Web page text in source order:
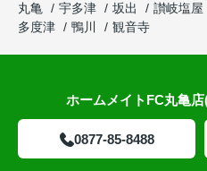
丸亀
宇多津 坂出 讃岐塩屋
多度津
鴨川 観音寺
ホームメイトFC丸亀
0877-85-8488